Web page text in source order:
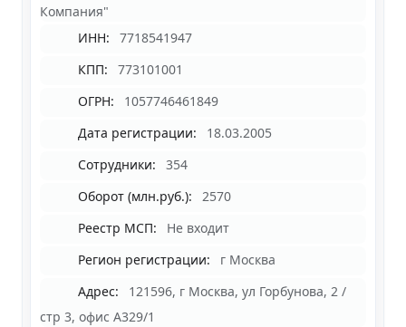
Компания"
ИНН:
7718541947
КПП:
773101001
ОГРН:
1057746461849
Дата регистрации:
18.03.2005
Сотрудники:
354
Оборот (млн.руб.):
2570
Реестр МСП:
Не входит
Регион регистрации:
г Москва
Адрес:
121596, г Москва, ул Горбунова, 2 /
стр 3, офис А329/1